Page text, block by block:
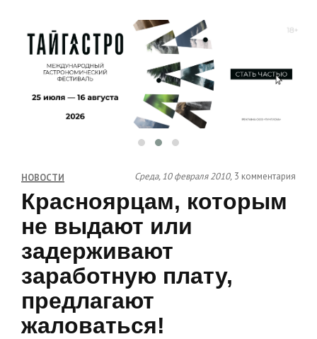
НОВОСТИ Среда, 10 февраля 2010, 3 комментария
Красноярцам, которым
не выдают или
задерживают
заработную плату,
предлагают
жаловаться!